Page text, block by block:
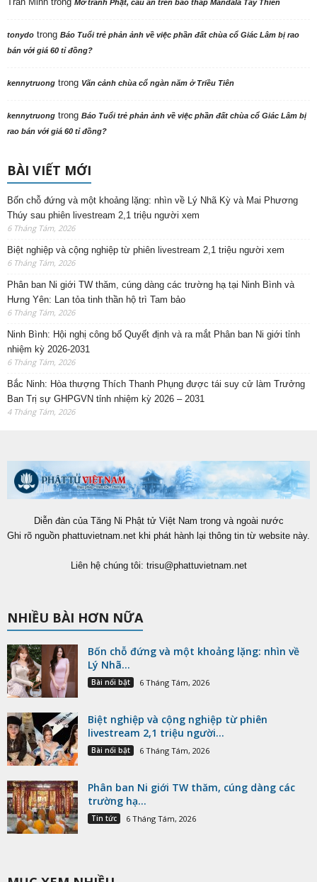
Mở tranh Phật, cầu an trên bảo tháp Mandala Tây Thiên
tonydo trong Báo Tuổi trẻ phản ảnh về việc phần đất chùa cổ Giác Lâm bị rao
bán với giá 60 tỉ đồng?
kennytruong trong Vãn cảnh chùa cổ ngàn năm ở Triều Tiên
kennytruong trong Báo Tuổi trẻ phản ảnh về việc phần đất chùa cổ Giác Lâm bị
rao bán với giá 60 tỉ đồng?
BÀI VIẾT MỚI
Bốn chỗ đứng và một khoảng lặng: nhìn về Lý Nhã Kỳ và Mai Phương
Thúy sau phiên livestream 2,1 triệu người xem
6 Tháng Tám, 2026
Biệt nghiệp và cộng nghiệp từ phiên livestream 2,1 triệu người xem
6 Tháng Tám, 2026
Phân ban Ni giới TW thăm, cúng dàng các trường hạ tại Ninh Bình và
Hưng Yên: Lan tỏa tinh thần hộ trì Tam bảo
6 Tháng Tám, 2026
Ninh Bình: Hội nghị công bố Quyết định và ra mắt Phân ban Ni giới tỉnh
nhiệm kỳ 2026-2031
6 Tháng Tám, 2026
Bắc Ninh: Hòa thượng Thích Thanh Phụng được tái suy cử làm Trưởng
Ban Trị sự GHPGVN tỉnh nhiệm kỳ 2026 – 2031
4 Tháng Tám, 2026
Diễn đàn của Tăng Ni Phật tử Việt Nam trong và ngoài nước
Ghi rõ nguồn phattuvietnam.net khi phát hành lại thông tin từ website này.
Liên hệ chúng tôi: trisu@phattuvietnam.net
NHIỀU BÀI HƠN NỮA
Bốn chỗ đứng và một khoảng lặng: nhìn về
Lý Nhã...
Bài nổi bật 6 Tháng Tám, 2026
Biệt nghiệp và cộng nghiệp từ phiên
livestream 2,1 triệu người...
Bài nổi bật 6 Tháng Tám, 2026
Phân ban Ni giới TW thăm, cúng dàng các
trường hạ...
Tin tức 6 Tháng Tám, 2026